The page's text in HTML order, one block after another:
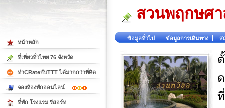
สวนพฤกษศ
ข้อมูลทั่วไป ข้อมูลการเดินทาง ส
หน้าหลัก
ที่เที่ยวทั่วไทย 76 จังหวัด
ทำCRateกับTTT ได้มากกว่าที่คิด
จองห้องพักออนไลน์
ที่พัก โรงแรม รีสอร์ท